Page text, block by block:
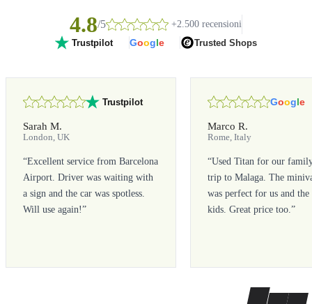
4.8/5 +2.500 recensioni
Trustpilot Google Trusted Shops
Trustpilot
Sarah M.
London, UK
“Excellent service from Barcelona
Airport. Driver was waiting with
a sign and the car was spotless.
Will use again!”
Google
Marco R.
Rome, Italy
“Used Titan for our
trip to Malaga. The
was perfect for us and the
kids. Great price too.”